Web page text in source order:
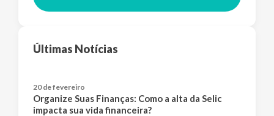
Últimas Notícias
20 de fevereiro
Organize Suas Finanças: Como a alta da Selic
impacta sua vida financeira?